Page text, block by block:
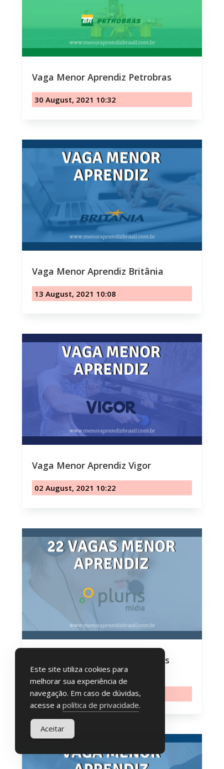
Vaga Menor Aprendiz Petrobras
30 August, 2021 10:32
Vaga Menor Aprendiz Britânia
13 August, 2021 10:08
Vaga Menor Aprendiz Vigor
02 August, 2021 10:22
22 Vagas Menor Aprendiz Pluris
Mídia
16 July, 2021 11:20
Este site utiliza cookies para
melhorar sua experiência de
navegação. Em caso de dúvidas,
acesse a política de privacidade.
Aceitar